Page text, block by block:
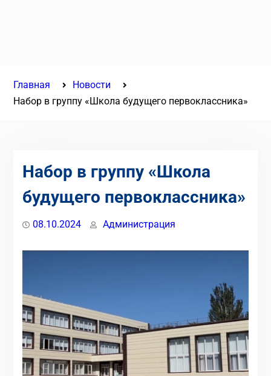
Главная
Новости
Набор в группу «Школа будущего первоклассника»
Набор в группу «Школа
будущего первоклассника»
08.10.2024 Администрация